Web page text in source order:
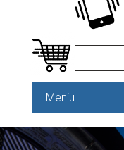
Meniu